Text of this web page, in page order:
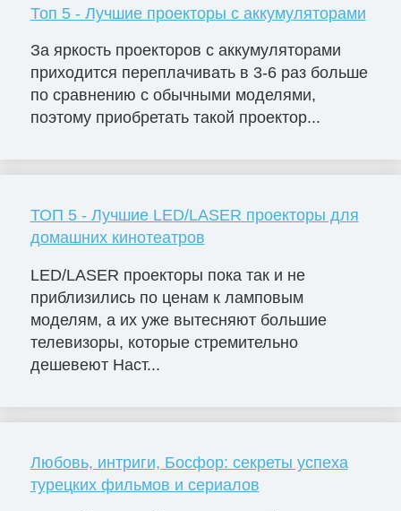
Топ 5 - Лучшие проекторы с аккумуляторами
За яркость проекторов с аккумуляторами
приходится переплачивать в 3-6 раз больше
по сравнению с обычными моделями,
поэтому приобретать такой проектор...
ТОП 5 - Лучшие LED/LASER проекторы для
домашних кинотеатров
LED/LASER проекторы пока так и не
приблизились по ценам к ламповым
моделям, а их уже вытесняют большие
телевизоры, которые стремительно
дешевеют Наст...
Любовь, интриги, Босфор: секреты успеха
турецких фильмов и сериалов